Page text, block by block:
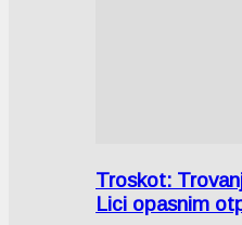
Troskot:
Lici opasnim